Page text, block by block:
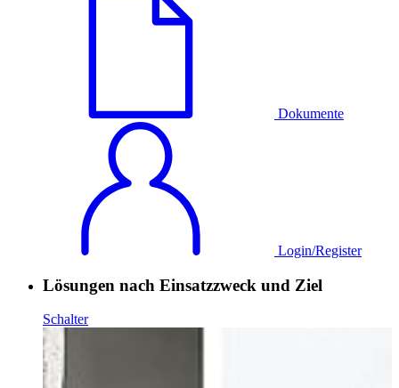
Dokumente
Login/Register
Lösungen nach Einsatzzweck und Ziel
Schalter